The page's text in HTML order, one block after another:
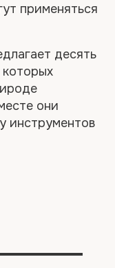
применяться
десять
они
инструментов